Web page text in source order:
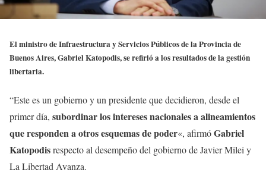
El ministro de Infraestructura y Servicios Públicos de la Provincia de
Buenos Aires, Gabriel Katopodis, se refirió a los resultados de la gestión
libertaria.
“Este es un gobierno y un presidente que decidieron, desde el
primer día, subordinar los intereses nacionales a alineamientos
que responden a otros esquemas de poder«, afirmóGabriel
Katopodisrespecto al desempeño del gobierno de Javier Milei y
La Libertad Avanza.